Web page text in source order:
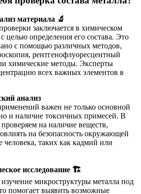
материала 🔬
заключается в химическом
целью определения его состава. Это
с помощью различных методов,
рентгенофлуоресцентный
химические методы. Эксперты
всех важных элементов в
анализ
важен не только основной
и наличие токсичных примесей. В
на наличие веществ,
на безопасность окружающей
человека, таких как кадмий или
исследование 🏗️
микроструктуры металла под
помогает выявить возможные